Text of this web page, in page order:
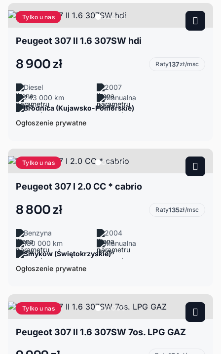
Tylko u nas
Peugeot 307 II 1.6 307SW hdi
8 900 zł Raty137zł/msc
Diesel
2007
243 000 km
Manualna
Brodnica (Kujawsko-Pomorskie)
Ogłoszenie prywatne
Tylko u nas
Peugeot 307 I 2.0 CC * cabrio
8 800 zł Raty135zł/msc
Benzyna
2004
180 000 km
Manualna
Smyków (Świętokrzyskie)
Ogłoszenie prywatne
Tylko u nas
Peugeot 307 II 1.6 307SW 7os. LPG GAZ